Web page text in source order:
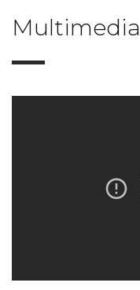
Multimedia